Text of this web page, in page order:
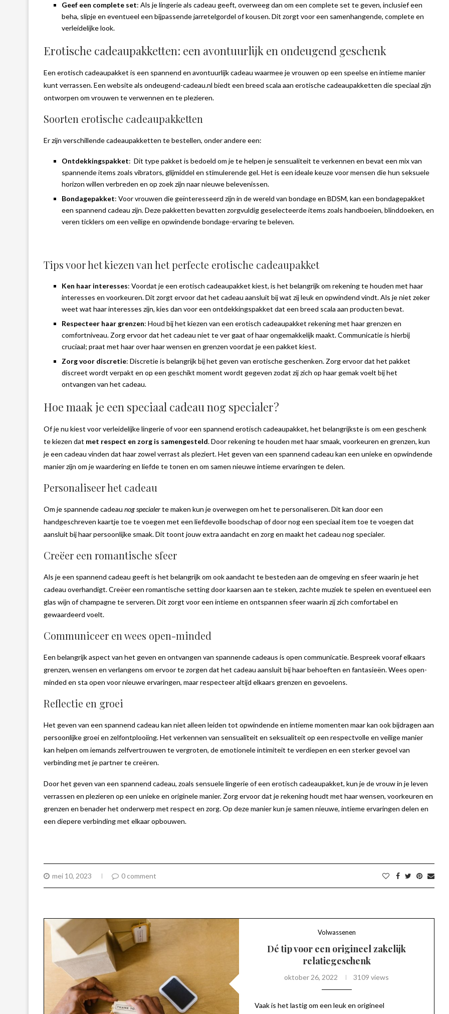
Geef een complete set: Als je lingerie als cadeau geeft, overweeg dan om een complete set te geven, inclusief een
beha, slipje en eventueel een bijpassende jarretelgordel of kousen. Dit zorgt voor een samenhangende, complete en
verleidelijke look.
Erotische cadeaupakketten: een avontuurlijk en ondeugend geschenk
Een erotisch cadeaupakket is een spannend en avontuurlijk cadeau waarmee je vrouwen op een speelse en intieme manier
kunt verrassen. Een website als ondeugend-cadeau.nl biedt een breed scala aan erotische cadeaupakketten die speciaal zijn
ontworpen om vrouwen te verwennen en te plezieren.
Soorten erotische cadeaupakketten
Er zijn verschillende cadeaupakketten te bestellen, onder andere een:
Ontdekkingspakket: Dit type pakket is bedoeld om je te helpen je sensualiteit te verkennen en bevat een mix van
spannende items zoals vibrators, glijmiddel en stimulerende gel. Het is een ideale keuze voor mensen die hun seksuele
horizon willen verbreden en op zoek zijn naar nieuwe belevenissen.
Bondagepakket: Voor vrouwen die geïnteresseerd zijn in de wereld van bondage en BDSM, kan een bondagepakket
een spannend cadeau zijn. Deze pakketten bevatten zorgvuldig geselecteerde items zoals handboeien, blinddoeken, en
veren ticklers om een veilige en opwindende bondage-ervaring te beleven.
Tips voor het kiezen van het perfecte erotische cadeaupakket
Ken haar interesses: Voordat je een erotisch cadeaupakket kiest, is het belangrijk om rekening te houden met haar
interesses en voorkeuren. Dit zorgt ervoor dat het cadeau aansluit bij wat zij leuk en opwindend vindt. Als je niet zeker
weet wat haar interesses zijn, kies dan voor een ontdekkingspakket dat een breed scala aan producten bevat.
Respecteer haar grenzen: Houd bij het kiezen van een erotisch cadeaupakket rekening met haar grenzen en
comfortniveau. Zorg ervoor dat het cadeau niet te ver gaat of haar ongemakkelijk maakt. Communicatie is hierbij
cruciaal; praat met haar over haar wensen en grenzen voordat je een pakket kiest.
Zorg voor discretie: Discretie is belangrijk bij het geven van erotische geschenken. Zorg ervoor dat het pakket
discreet wordt verpakt en op een geschikt moment wordt gegeven zodat zij zich op haar gemak voelt bij het
ontvangen van het cadeau.
Hoe maak je een speciaal cadeau nog specialer?
Of je nu kiest voor verleidelijke lingerie of voor een spannend erotisch cadeaupakket, het belangrijkste is om een geschenk
te kiezen dat met respect en zorg is samengesteld. Door rekening te houden met haar smaak, voorkeuren en grenzen, kun
je een cadeau vinden dat haar zowel verrast als pleziert. Het geven van een spannend cadeau kan een unieke en opwindende
manier zijn om je waardering en liefde te tonen en om samen nieuwe intieme ervaringen te delen.
Personaliseer het cadeau
Om je spannende cadeau nog specialerte maken kun je overwegen om het te personaliseren. Dit kan door een
handgeschreven kaartje toe te voegen met een liefdevolle boodschap of door nog een speciaal item toe te voegen dat
aansluit bij haar persoonlijke smaak. Dit toont jouw extra aandacht en zorg en maakt het cadeau nog specialer.
Creëer een romantische sfeer
Als je een spannend cadeau geeft is het belangrijk om ook aandacht te besteden aan de omgeving en sfeer waarin je het
cadeau overhandigt. Creëer een romantische setting door kaarsen aan te steken, zachte muziek te spelen en eventueel een
glas wijn of champagne te serveren. Dit zorgt voor een intieme en ontspannen sfeer waarin zij zich comfortabel en
gewaardeerd voelt.
Communiceer en wees open-minded
Een belangrijk aspect van het geven en ontvangen van spannende cadeaus is open communicatie. Bespreek vooraf elkaars
grenzen, wensen en verlangens om ervoor te zorgen dat het cadeau aansluit bij haar behoeften en fantasieën. Wees open-
minded en sta open voor nieuwe ervaringen, maar respecteer altijd elkaars grenzen en gevoelens.
Reflectie en groei
Het geven van een spannend cadeau kan niet alleen leiden tot opwindende en intieme momenten maar kan ook bijdragen aan
persoonlijke groei en zelfontplooiing. Het verkennen van sensualiteit en seksualiteit op een respectvolle en veilige manier
kan helpen om iemands zelfvertrouwen te vergroten, de emotionele intimiteit te verdiepen en een sterker gevoel van
verbinding met je partner te creëren.
Door het geven van een spannend cadeau, zoals sensuele lingerie of een erotisch cadeaupakket, kun je de vrouw in je leven
verrassen en plezieren op een unieke en originele manier. Zorg ervoor dat je rekening houdt met haar wensen, voorkeuren en
grenzen en benader het onderwerp met respect en zorg. Op deze manier kun je samen nieuwe, intieme ervaringen delen en
een diepere verbinding met elkaar opbouwen.
mei 10, 2023 0 comment
Volwassenen
Dé tip voor een origineel zakelijk
relatiegeschenk
oktober 26, 2022 3109 views
Vaak is het lastig om een leuk en origineel